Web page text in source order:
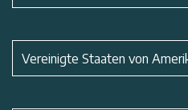
Vereinigte Staaten von